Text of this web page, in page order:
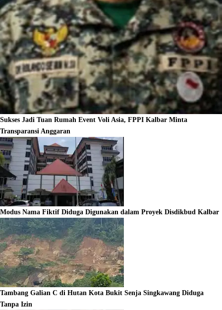
Sukses Jadi Tuan Rumah Event Voli Asia, FPPI Kalbar Minta
Transparansi Anggaran
Modus Nama Fiktif Diduga Digunakan dalam Proyek Disdikbud Kalbar
Tambang Galian C di Hutan Kota Bukit Senja Singkawang Diduga
Tanpa Izin